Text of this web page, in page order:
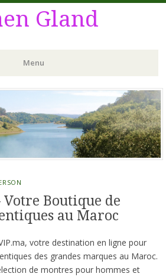
Gland
Menu
Boutique de
au Maroc
votre destination en ligne pour
des grandes marques au Maroc.
de montres pour hommes et